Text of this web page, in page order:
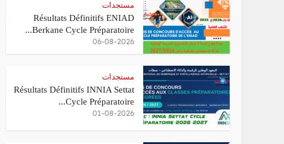
مستجدات
Résultats Définitifs ENIAD
Berkane Cycle Préparatoire...
06-08-2026
مستجدات
Résultats Définitifs INNIA Settat
Cycle Préparatoire...
01-08-2026